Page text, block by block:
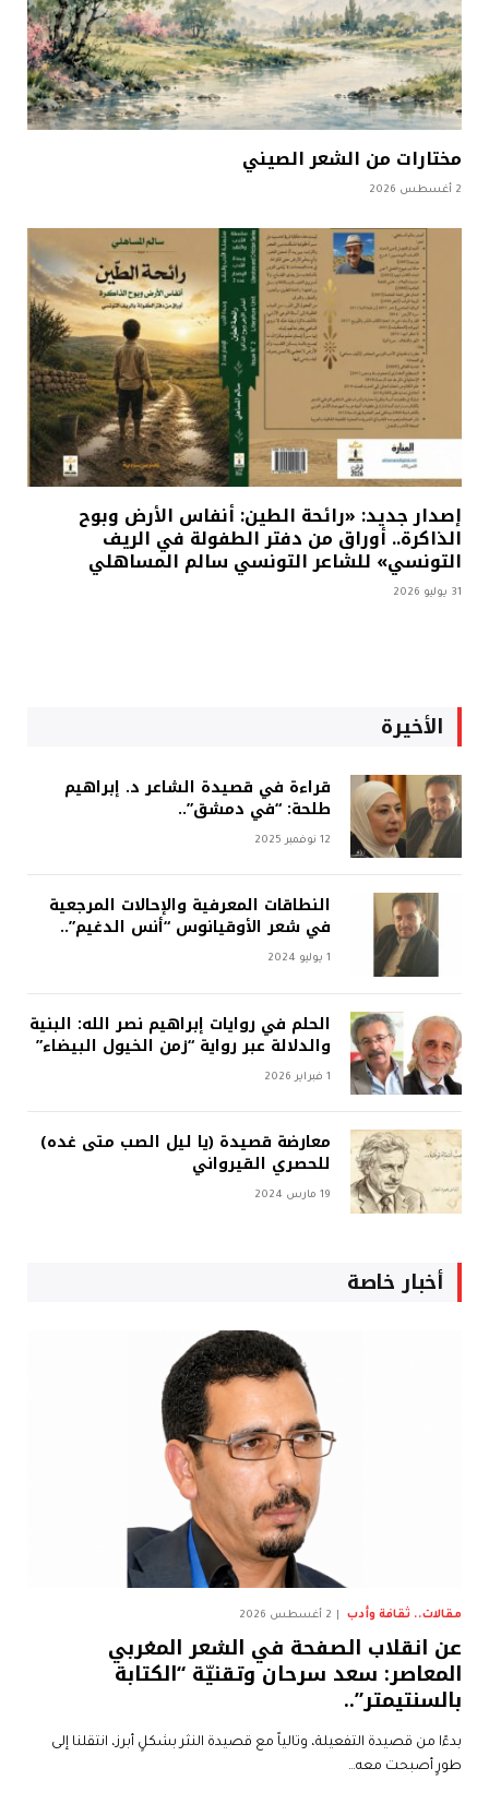
مختارات من الشعر الصيني
2 أغسطس 2026
إصدار جديد: «رائحة الطين: أنفاس الأرض وبوح
الذاكرة.. أوراق من دفتر الطفولة في الريف
التونسي» للشاعر التونسي سالم المساهلي
31 يوليو 2026
الأخيرة
قراءة في قصيدة الشاعر د. إبراهيم
طلحة: “في دمشق”..
12 نوفمبر 2025
النطاقات المعرفية والإحالات المرجعية
في شعر الأوقيانوس “أنس الدغيم”..
1 يوليو 2024
الحلم في روايات إبراهيم نصر الله: البنية
والدلالة عبر رواية “زمن الخيول البيضاء”
1 فبراير 2026
معارضة قصيدة (يا ليل الصب متى غده)
للحصري القيرواني
19 مارس 2024
أخبار خاصة
مقالات.. ثقافة وأدب 2 أغسطس 2026
عن انقلاب الصفحة في الشعر المغربي
المعاصر: سعد سرحان وتقنيّة “الكتابة
بالسنتيمتر”..
بدءًا من قصيدة التفعيلة، وتالياً مع قصيدة النثر بشكلٍ أبرز، انتقلنا إلى
طورٍ أصبحت معه…